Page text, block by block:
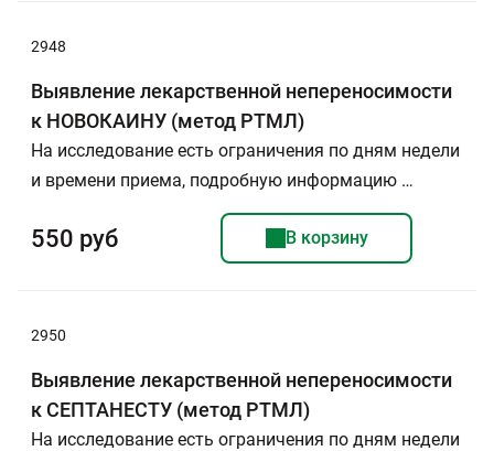
2948
Выявление лекарственной непереносимости
к НОВОКАИНУ (метод РТМЛ)
На исследование есть ограничения по дням недели
и времени приема, подробную информацию …
550 руб В корзину
2950
Выявление лекарственной непереносимости
к СЕПТАНЕСТУ (метод РТМЛ)
На исследование есть ограничения по дням недели